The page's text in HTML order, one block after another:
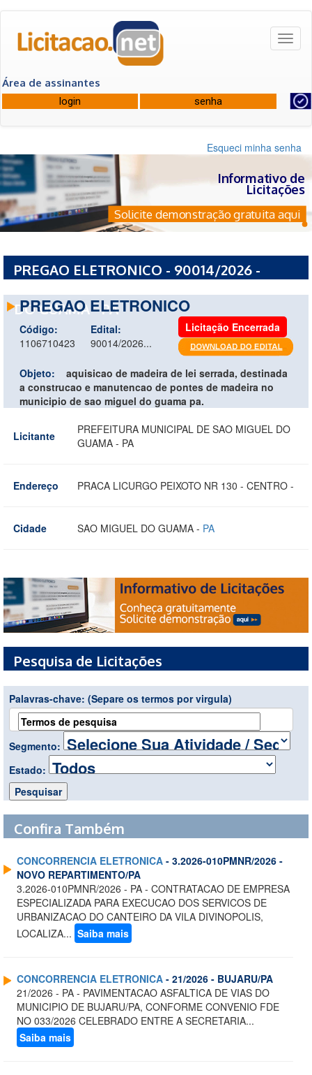
Área de assinantes
Esqueci minha senha
Informativo de
Licitações
Solicite demonstração gratuita aqui
PREGAO ELETRONICO - 90014/2026 -
DO GUAMA - PA
PREGAO ELETRONICO
Código:
1106710423
Edital:
90014/2026...
Licitação Encerrada
Objeto:
aquisicao de madeira de lei serrada, destinada
a construcao e manutencao de pontes de madeira no
municipio de sao miguel do guama pa.
Licitante
PREFEITURA MUNICIPAL DE SAO MIGUEL DO
GUAMA - PA
Endereço PRACA LICURGO PEIXOTO NR 130 - CENTRO -
Cidade SAO MIGUEL DO GUAMA - PA
Pesquisa de Licitações
Palavras-chave: (Separe os termos por virgula)
Segmento:
Estado:
Confira Também
CONCORRENCIA ELETRONICA - 3.2026-010PMNR/2026 -
NOVO REPARTIMENTO/PA
3.2026-010PMNR/2026 - PA - CONTRATACAO DE EMPRESA
ESPECIALIZADA PARA EXECUCAO DOS SERVICOS DE
URBANIZACAO DO CANTEIRO DA VILA DIVINOPOLIS,
LOCALIZA... Saiba mais
CONCORRENCIA ELETRONICA - 21/2026 - BUJARU/PA
21/2026 - PA - PAVIMENTACAO ASFALTICA DE VIAS DO
MUNICIPIO DE BUJARU/PA, CONFORME CONVENIO FDE
NO 033/2026 CELEBRADO ENTRE A SECRETARIA...
Saiba mais